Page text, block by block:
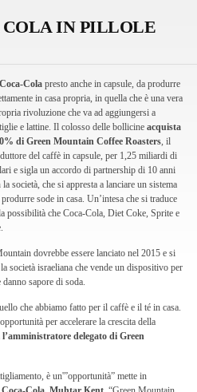
IN PILLOLE
Coca-Cola presto anche in capsule, da produrre
in casa propria, in quella che è una vera
rivoluzione che va ad aggiungersi a
e lattine. Il colosso delle bollicine acquista
di Green Mountain Coffee Roasters, il
del caffè in capsule, per 1,25 miliardi di
e sigla un accordo di partnership di 10 anni
la società, che si appresta a lanciare un sistema
sode in casa. Un’intesa che si traduce
possibilità che Coca-Cola, Diet Coke, Sprite e
dovrebbe essere lanciato nel 2015 e si
società israeliana che vende un dispositivo per
danno sapore di soda.
che abbiamo fatto per il caffè e il té in casa.
per accelerare la crescita della
l’amministratore delegato di Green
è un'”opportunità” mette in